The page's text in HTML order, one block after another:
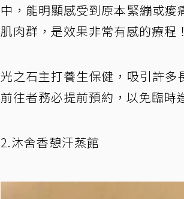
中，能明顯感受到原本緊繃或
肌肉群，是效果非常有感的療程
光之石主打養生保健，吸引許
前往者務必提前預約，以免臨時
2.沐舍香憩汗蒸館